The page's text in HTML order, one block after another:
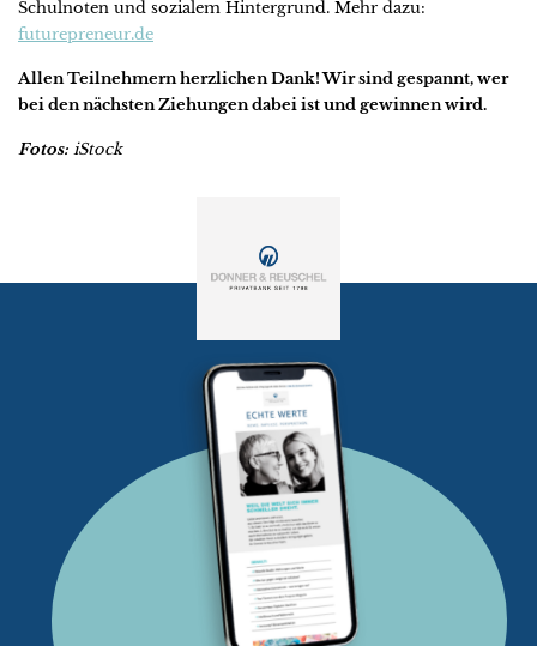
Schulnoten und sozialem Hintergrund. Mehr dazu:
futurepreneur.de
Allen Teilnehmern herzlichen Dank! Wir sind gespannt, wer
bei den nächsten Ziehungen dabei ist und gewinnen wird.
Fotos: iStock